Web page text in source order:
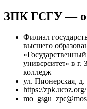
ЗПК ГСГУ —
Филиал
высшего
университет» в г.
колледж
ул. Пионерская, д.
https://zpk.ucoz.org/